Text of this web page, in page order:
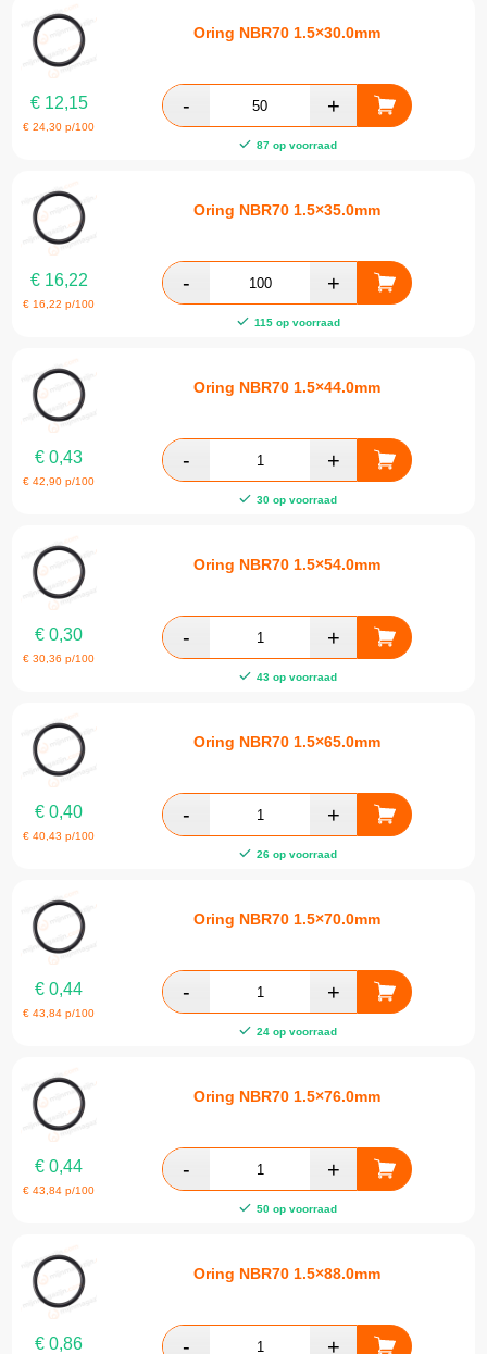
Oring NBR70 1.5×30.0mm
€12,15
€24,30 p/100
87 op voorraad
Oring NBR70 1.5×35.0mm
€16,22
€ 16,22 p/100
115 op voorraad
Oring NBR70 1.5×44.0mm
€ 0,43
€42,90 p/100
30 op voorraad
Oring NBR70 1.5×54.0mm
€ 0,30
€30,36 p/100
43 op voorraad
Oring NBR70 1.5×65.0mm
€ 0,40
€40,43 p/100
26 op voorraad
Oring NBR70 1.5×70.0mm
€ 0,44
€43,84 p/100
24 op voorraad
Oring NBR70 1.5×76.0mm
€ 0,44
€43,84 p/100
50 op voorraad
Oring NBR70 1.5×88.0mm
€ 0,86